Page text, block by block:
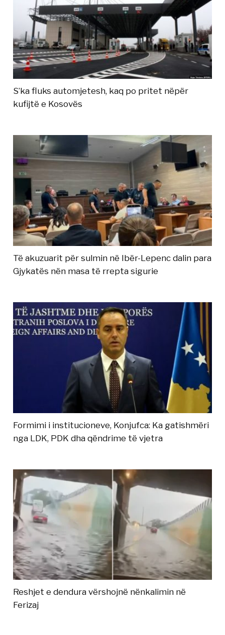
S’ka fluks automjetesh, kaq po pritet nëpër
kufijtë e Kosovës
Të akuzuarit për sulmin në Ibër-Lepenc dalin para
Gjykatës nën masa të rrepta sigurie
Formimi i institucioneve, Konjufca: Ka gatishmëri
nga LDK, PDK dha qëndrime të vjetra
Reshjet e dendura vërshojnë nënkalimin në
Ferizaj